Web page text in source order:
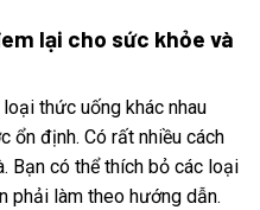
lại cho sức khỏe và
thức uống khác nhau
ổn định. Có rất nhiều cách
Bạn có thể thích bỏ các loại
phải làm theo hướng dẫn.